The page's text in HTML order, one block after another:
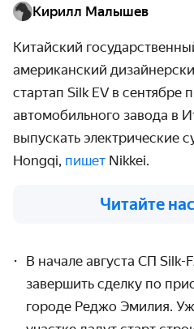
Кирилл Малышев
Китайский
американский
стартап Silk EV в сентябре
автомобильного завода в
выпускать электрические
Hongqi, пишет Nikkei.
Читайте
В начале августа СП Silk-
завершить сделку по
городе Реджо Эмилия.